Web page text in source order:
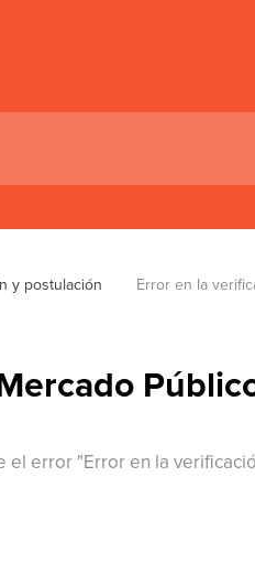
y postulación
Error en la
error "Error en la